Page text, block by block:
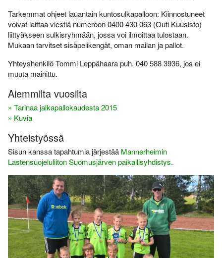
Varsinais-Suomen AM-yö
7.9.2018
Varsinais-Suomen AM-
keskimatka 3.6.2018
Tulosarkisto
Intranet
Ylläpito
Tarkemmat ohjeet lauantain kuntosulkapalloon: Kiinnostuneet
voivat laittaa viestiä numeroon 0400 430 063 (Outi Kuusisto)
liittyäkseen sulkisryhmään, jossa voi ilmoittaa tulostaan.
Mukaan tarvitset sisäpelikengät, oman mailan ja pallot.
Yhteyshenkilö Tommi Leppähaara puh. 040 588 3936, jos ei
muuta mainittu.
Aiemmilta vuosilta
» Tarinaa jalkapallokaudesta 2015
» Kuvia
Yhteistyössä
Sisun kanssa tapahtumia järjestää Mannerheimin
Lastensuojeluliiton Suomusjärven paikallisyhdistys.